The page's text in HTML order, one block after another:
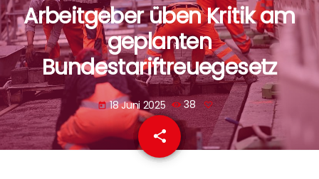
Arbeitgeber üben Kritik am
geplanten
Bundestariftreuegesetz
today 18 Juni 2025 38
share
email